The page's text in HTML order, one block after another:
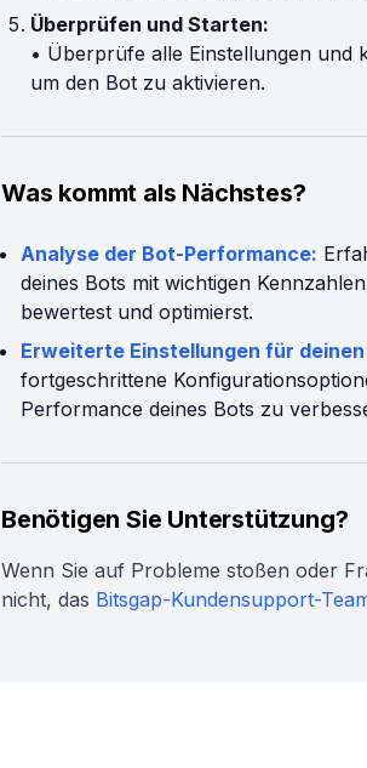
Überprüfen und Starten:
• Überprüfe alle Einstellungen und
um den Bot zu aktivieren.
Was kommt als Nächstes?
Analyse der Bot-Performance:
deines Bots mit wichtigen
bewertest und optimierst.
Erweiterte Einstellungen für
fortgeschrittene
Performance deines Bots zu
Benötigen Sie Unterstützung?
Wenn Sie auf Probleme stoßen oder
nicht, das Bitsgap-Kundensupport-